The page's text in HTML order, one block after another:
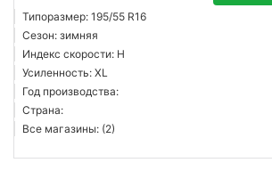
Типоразмер: 195/55 R16
Сезон: зимняя
Индекс скорости: H
Усиленность: XL
Год производства:
Страна:
Все магазины: (2)